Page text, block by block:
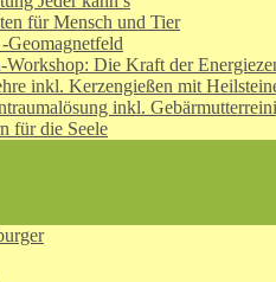
für Mensch und Tier
Geomagnetfeld
Workshop: Die Kraft der
inkl. Kerzengießen mit
inkl.
für die Seele